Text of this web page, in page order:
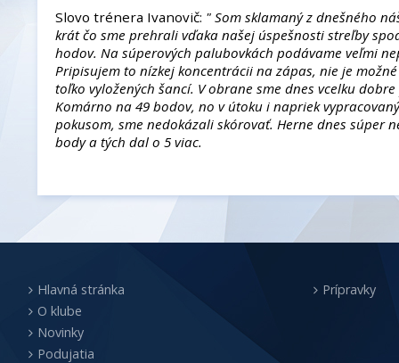
Slovo trénera Ivanovič: " Som sklamaný z dnešného
krát čo sme prehrali vďaka našej úspešnosti streľby
hodov. Na súperových palubovkách podávame veľmi
Pripisujem to nízkej koncentrácii na zápas, nie je
toľko vyložených šancí. V obrane sme dnes vcelku
Komárno na 49 bodov, no v útoku i napriek
pokusom, sme nedokázali skórovať. Herne dnes súper
body a tých dal o 5 viac.
Hlavná stránka
O klube
Novinky
Podujatia
Prípravky